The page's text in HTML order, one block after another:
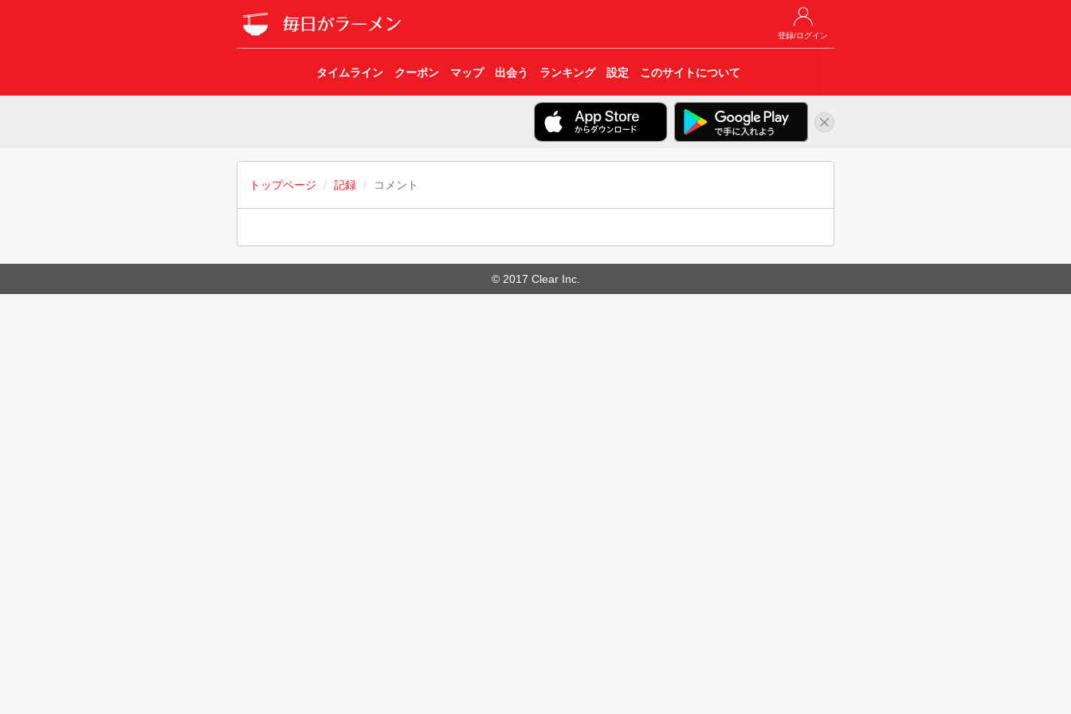
登録/ログイン
タイムライン クーポン マップ 出会う ランキング 設定 このサイトについて
トップページ 記録 コメント
© 2017 Clear Inc.